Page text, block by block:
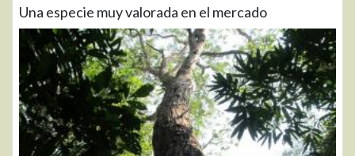
Una especie muy valorada en el mercado